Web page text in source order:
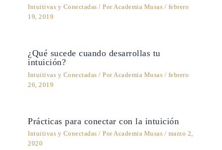
Intuitivas y Conectadas / PorAcademia Musas / febrero
19, 2019
¿Qué sucede cuando desarrollas tu
intuición?
Intuitivas y Conectadas / Por Academia Musas / febrero
26, 2019
Prácticas para conectar con la intuición
Intuitivas y Conectadas / PorAcademia Musas / marzo 2,
2020